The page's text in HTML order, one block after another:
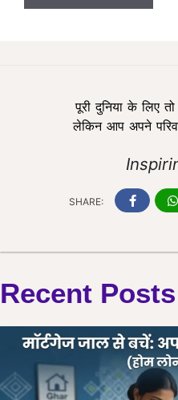
पूरी दुनिया के लिए
लेकिन आप अपने
SHARE:
Recent Posts